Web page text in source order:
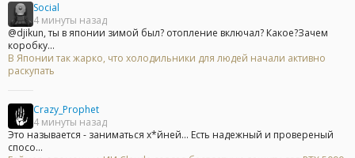
Social
4 минуты назад
@djikun, ты в японии зимой был? отопление включал? Какое?Зачем
коробку...
В Японии так жарко, что холодильники для людей начали активно
раскупать
Crazy_Prophet
4 минуты назад
Это называется - заниматься х*йней... Есть надежный и провереный
спосо...